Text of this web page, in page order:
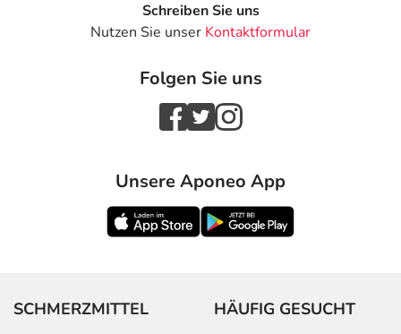
Schreiben Sie uns
Nutzen Sie unser Kontaktformular
Folgen Sie uns
Unsere Aponeo App
SCHMERZMITTEL HÄUFIG GESUCHT